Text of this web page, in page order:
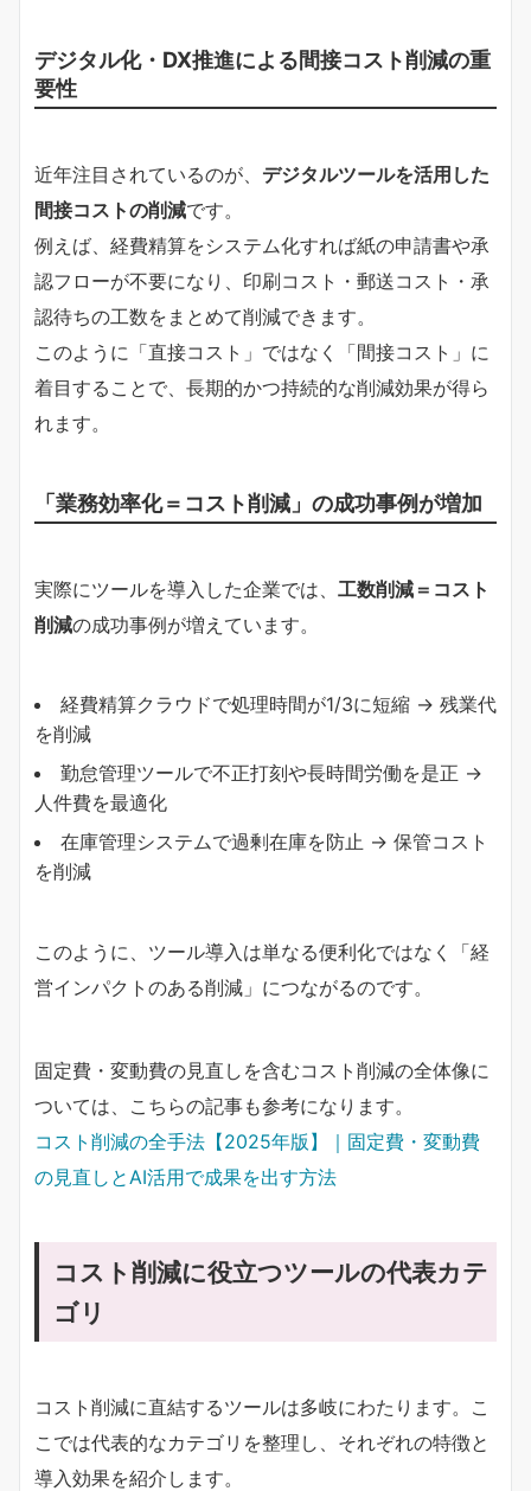
デジタル化・DX推進による間接コスト削減の重
要性
近年注目されているのが、 デジタルツールを活用した
間接コストの削減です。
例えば、経費精算をシステム化すれば紙の申請書や承
認フローが不要になり、印刷コスト・郵送コスト・承
認待ちの工数をまとめて削減できます。
このように「直接コスト」ではなく「間接コスト」に
着目することで、長期的かつ持続的な削減効果が得ら
れます。
「業務効率化＝コスト削減」の成功事例が増加
実際にツールを導入した企業では、 工数削減＝コスト
削減の成功事例が増えています。
経費精算クラウドで処理時間が1/3に短縮 → 残業代
を削減
勤怠管理ツールで不正打刻や長時間労働を是正 →
人件費を最適化
在庫管理システムで過剰在庫を防止 → 保管コスト
を削減
このように、ツール導入は単なる便利化ではなく「経
営インパクトのある削減」につながるのです。
固定費・変動費の見直しを含むコスト削減の全体像に
ついては、こちらの記事も参考になります。
コスト削減の全手法【2025年版】｜固定費・変動費
の見直しとAI活用で成果を出す方法
コスト削減に役立つツールの代表カテ
ゴリ
コスト削減に直結するツールは多岐にわたります。こ
こでは代表的なカテゴリを整理し、それぞれの特徴と
導入効果を紹介します。